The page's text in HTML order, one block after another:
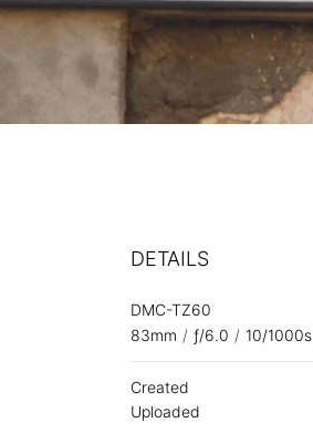
DETAILS
DMC-TZ60
83mm / ƒ/6.0 / 10/1000s
Created
Uploaded